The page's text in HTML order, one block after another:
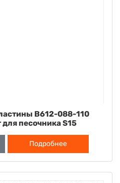
B612-088-110
песочника S15
Подробнее